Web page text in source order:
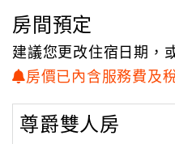
顧
服
務
顧
房間預定
建議您更改住宿日期，
房價已內含服務費及
尊爵雙人房